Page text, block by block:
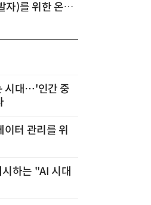
모든 업무 담당자(비개발자)를 위한 온톨로지 기반 AI 지식체계 설계 1-day 워크숍
시대…'인간 중
이터 관리를 위
하는 "AI 시대